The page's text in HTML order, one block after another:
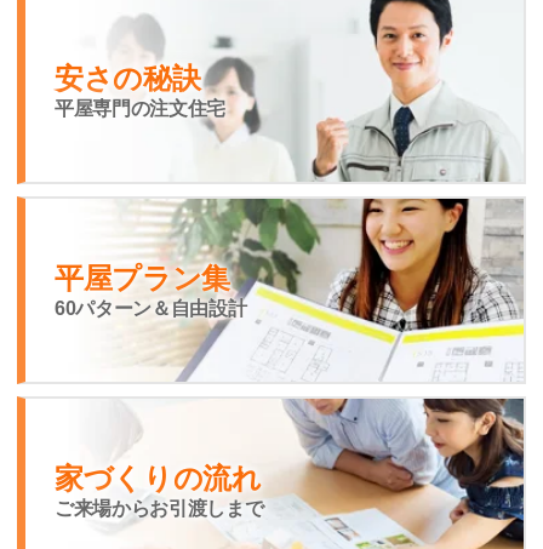
安さの秘訣
平屋専門の注文住宅
平屋プラン集
60パターン＆自由設計
家づくりの流れ
ご来場からお引渡しまで